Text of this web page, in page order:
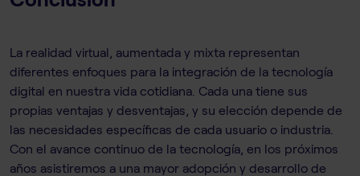
La realidad virtual, aumentada y mixta representan
diferentes enfoques para la integración de la tecnología
digital en nuestra vida cotidiana. Cada una tiene sus
propias ventajas y desventajas, y su elección depende de
las necesidades específicas de cada usuario o industria.
Con el avance continuo de la tecnología, en los próximos
años asistiremos a una mayor adopción y desarrollo de